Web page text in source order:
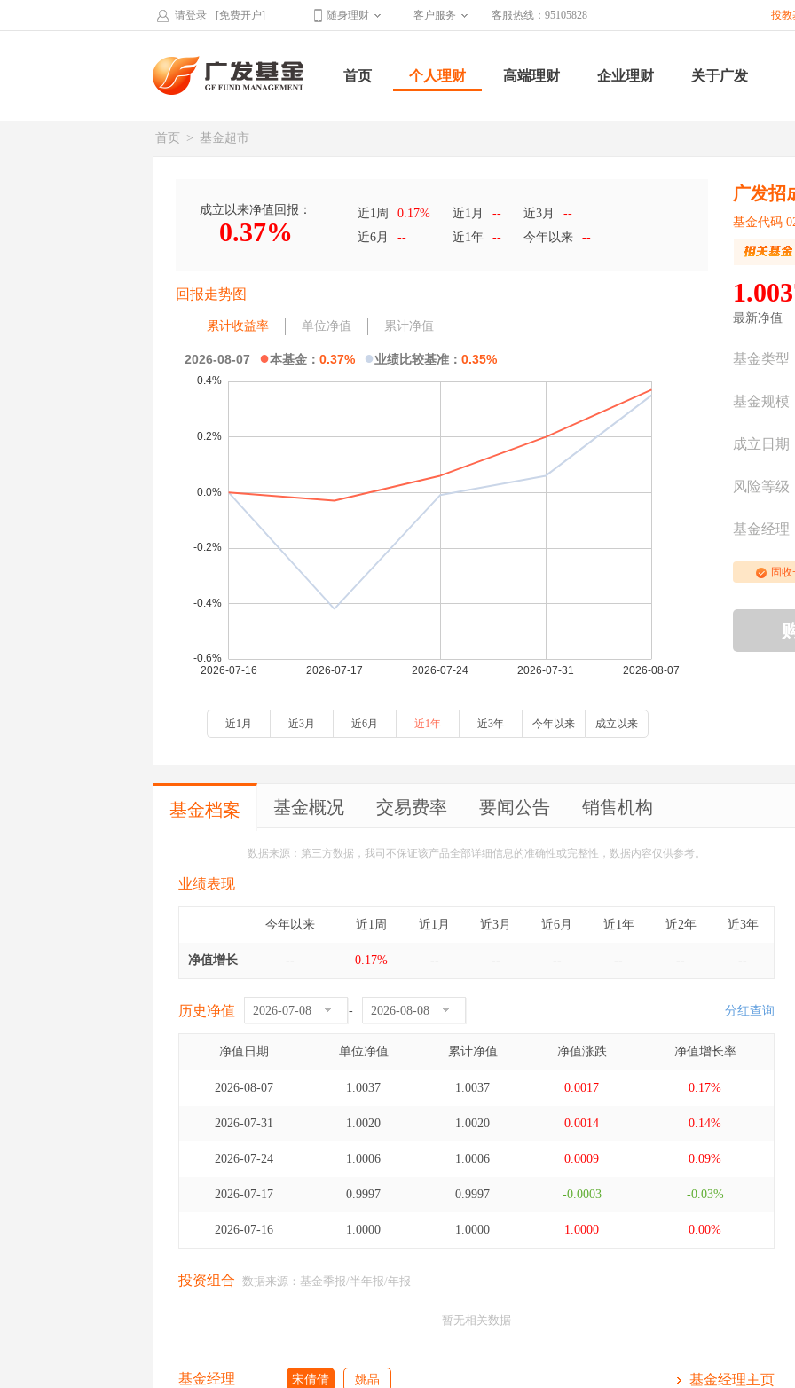
请登录 [免费开户] 随身理财 客户服务 客服热线：95105828 投教
首页 个人理财 高端理财 企业理财 关于广发
首页 > 基金超市
成立以来净值回报：
0.37%
近1周 0.17% 近1月 -- 近3月
--
近6月
-- 近1年 -- 今年以来 --
回报走势图
累计收益率 单位净值 累计净值
2026-08-07 ●本基金： 0.37% ●业绩比较基准： 0.35%
近1月 近3月 近6月 近1年 近3年 今年以来 成立以来
广发招
基金代码
最新净值
基金类型
基金规模
成立日期
风险等级
基金经理
固收
基金档案 基金概况 交易费率 要闻公告 销售机构
数据来源：第三方数据，我司不保证该产品全部详细信息的准确性或完整性，数据内容仅供参考。
业绩表现
今年以来 近1周 近1月 近3月 近6月 近1年 近2年 近3年
净值增长 -- 0.17% -- -- -- -- -- --
历史净值 - 分红查询
净值日期 单位净值 累计净值 净值涨跌 净值增长率
2026-08-07 1.0037 1.0037 0.0017 0.17%
2026-07-31 1.0020 1.0020 0.0014 0.14%
2026-07-24 1.0006 1.0006 0.0009 0.09%
2026-07-17 0.9997 0.9997 -0.0003 -0.03%
2026-07-16 1.0000 1.0000 1.0000 0.00%
投资组合 数据来源：基金季报/半年报/年报
暂无相关数据
基金经理 宋倩倩 姚晶 基金经理主页